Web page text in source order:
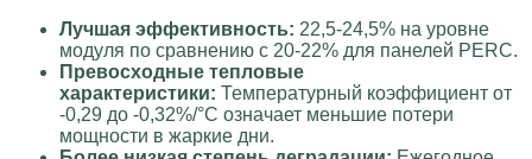
Лучшая эффективность: 22,5-24,5% на уровне
модуля по сравнению с 20-22% для панелей PERC.
Превосходные тепловые
характеристики: Температурный коэффициент от
-0,29 до -0,32%/°C означает меньшие потери
мощности в жаркие дни.